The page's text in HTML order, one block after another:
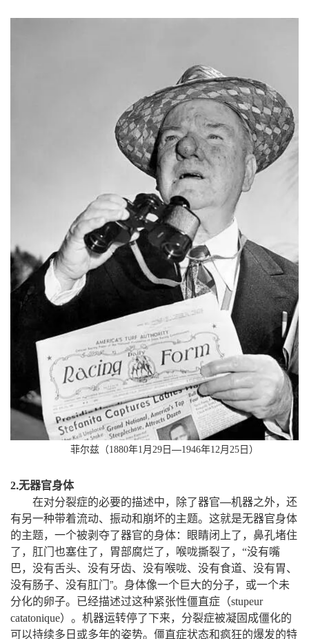
菲尔兹（1880年1 月 29日 —1946年12 月 25日）
2.无器官身体
在对分裂症的必要的描述中， 除了器官—机器之外， 还
有另一种带着流动、振动和崩坏的主题。 这就是无器官身体
的主题， 一个被剥夺了器官的身体： 眼睛闭上了 ， 鼻孔堵住
了 ， 肛门也塞住了 ， 胃部腐烂了 ， 喉咙撕裂了 ， “没有嘴
巴， 没有舌头、没有牙齿、没有喉咙、没有食道、没有胃、
没有肠子、没有肛门 ”。 身体像一个巨大的分子，
或一个未
分化的卵子。 已经描述过这种紧张性僵直症（stupeur
catatonique） 。 机器运转停了下来，
分裂症被凝固成僵化的
可以持续多日或多年的姿势。 僵直症状态和疯狂的爆发的特